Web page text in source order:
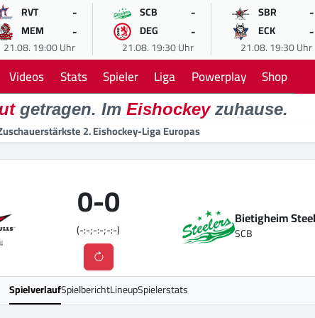
RVT -
MEM -
21.08. 19:00 Uhr
SCB -
DEG -
21.08. 19:30 Uhr
SBR -
ECK -
21.08. 19:30 Uhr
Videos Stats Spieler Liga Powerplay Shop
getragen. Im Eishockeyzuhause.
2. Eishockey-Liga Europas
0-0
(-:-;-:-;-:-)
Bietigheim
SCB
SpielverlaufSpielberichtLineupSpielerstats